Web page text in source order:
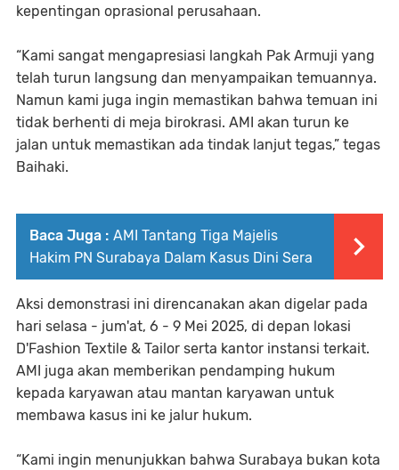
kepentingan oprasional perusahaan.
“Kami sangat mengapresiasi langkah Pak Armuji yang
telah turun langsung dan menyampaikan temuannya.
Namun kami juga ingin memastikan bahwa temuan ini
tidak berhenti di meja birokrasi. AMI akan turun ke
jalan untuk memastikan ada tindak lanjut tegas,” tegas
Baihaki.
Baca Juga : AMI Tantang Tiga Majelis
Hakim PN Surabaya Dalam Kasus Dini Sera
Aksi demonstrasi ini direncanakan akan digelar pada
hari selasa - jum'at, 6 - 9 Mei 2025, di depan lokasi
D'Fashion Textile & Tailor serta kantor instansi terkait.
AMI juga akan memberikan pendamping hukum
kepada karyawan atau mantan karyawan untuk
membawa kasus ini ke jalur hukum.
“Kami ingin menunjukkan bahwa Surabaya bukan kota